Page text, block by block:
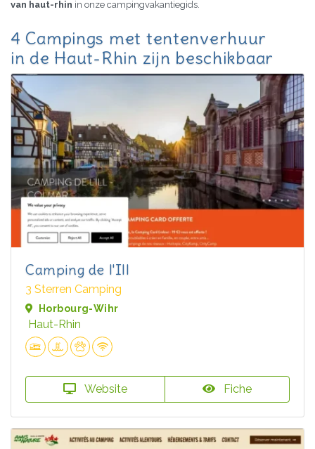
van haut-rhin in onze campingvakantiegids.
4 Campings met tentenverhuur
in de Haut-Rhin zijn beschikbaar
Camping de l'Ill
3 Sterren Camping
Horbourg-Wihr
Haut-Rhin
Website Fiche